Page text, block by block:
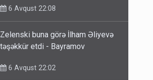
6 Avqust 22:08
Zelenski buna görə İlham Əliyevə
təşəkkür etdi - Bayramov
6 Avqust 22:02